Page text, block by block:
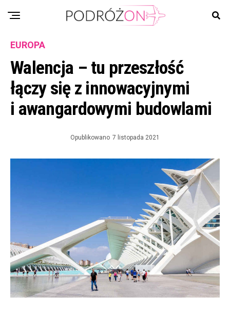
EUROPA
Walencja – tu przeszłość
łączy się z innowacyjnymi
i awangardowymi budowlami
Opublikowano 7 listopada 2021